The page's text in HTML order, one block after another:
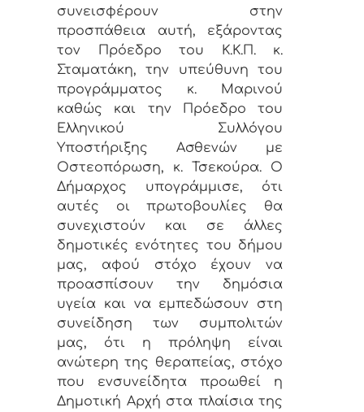
συνεισφέρουν στην
προσπάθεια αυτή, εξάροντας
τον Πρόεδρο του Κ.Κ.Π. κ.
Σταματάκη, την υπεύθυνη του
προγράμματος κ. Μαρινού
καθώς και την Πρόεδρο του
Ελληνικού Συλλόγου
Υποστήριξης Ασθενών με
Οστεοπόρωση, κ. Τσεκούρα. Ο
Δήμαρχος υπογράμμισε, ότι
αυτές οι πρωτοβουλίες θα
συνεχιστούν και σε άλλες
δημοτικές ενότητες του δήμου
μας, αφού στόχο έχουν να
προασπίσουν την δημόσια
υγεία και να εμπεδώσουν στη
συνείδηση των συμπολιτών
μας, ότι η πρόληψη είναι
ανώτερη της θεραπείας, στόχο
που ενσυνείδητα προωθεί η
Δημοτική Αρχή στα πλαίσια της